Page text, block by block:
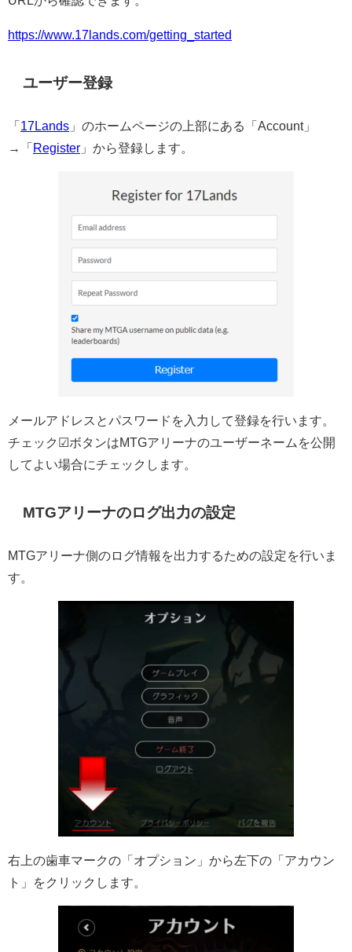
https://www.17lands.com/getting_started
ユーザー登録
「 17Lands 」のホームページの上部にある「Account」
→「 Register 」から登録します。
メールアドレスとパスワードを入力して登録を行います。
チェック☑ボタンはMTGアリーナのユーザーネームを公開
してよい場合にチェックします。
MTGアリーナのログ出力の設定
MTGアリーナ側のログ情報を出力するための設定を行いま
す。
右上の歯車マークの「オプション」から左下の「アカウン
ト」をクリックします。